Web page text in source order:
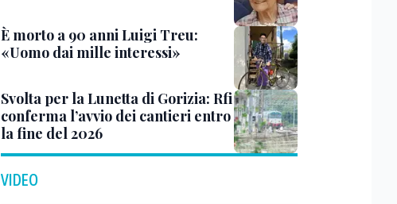
È morto a 90 anni Luigi Treu:
«Uomo dai mille interessi»
Svolta per la Lunetta di Gorizia: Rfi
conferma l’avvio dei cantieri entro
la fine del 2026
VIDEO